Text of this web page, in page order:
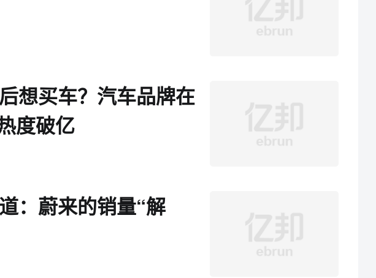
想买车？汽车品牌在
度破亿
：蔚来的销量“解